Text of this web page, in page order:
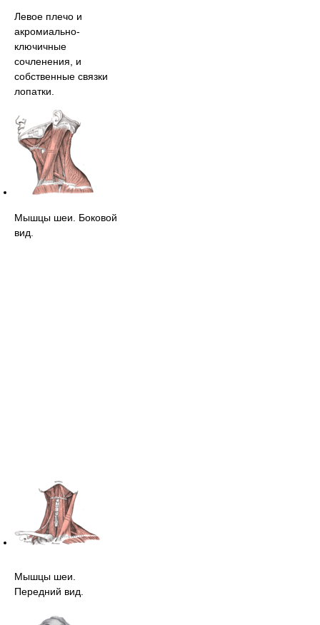
Левое плечо и
акромиально-
ключичные
сочленения, и
собственные связки
лопатки.
Мышцы шеи. Боковой
вид.
Мышцы шеи.
Передний вид.